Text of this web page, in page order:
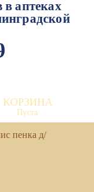
в аптеках
КОРЗИНА
Пуста
пенка д/